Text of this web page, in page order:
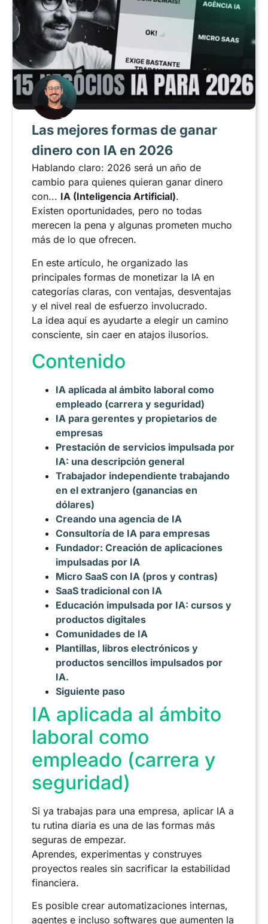
Las mejores formas de ganar
dinero con IA en 2026
Hablando claro: 2026 será un año de
cambio para quienes quieran ganar dinero
con... IA (Inteligencia Artificial).
Existen oportunidades, pero no todas
merecen la pena y algunas prometen mucho
más de lo que ofrecen.
En este artículo, he organizado las
principales formas de monetizar la IA en
categorías claras, con ventajas, desventajas
y el nivel real de esfuerzo involucrado.
La idea aquí es ayudarte a elegir un camino
consciente, sin caer en atajos ilusorios.
Contenido
IA aplicada al ámbito laboral como
empleado (carrera y seguridad)
IA para gerentes y propietarios de
empresas
Prestación de servicios impulsada por
IA: una descripción general
Trabajador independiente trabajando
en el extranjero (ganancias en
dólares)
Creando una agencia de IA
Consultoría de IA para empresas
Fundador: Creación de aplicaciones
impulsadas por IA
Micro SaaS con IA (pros y contras)
SaaS tradicional con IA
Educación impulsada por IA: cursos y
productos digitales
Comunidades de IA
Plantillas, libros electrónicos y
productos sencillos impulsados por
IA.
Siguiente paso
IA aplicada al ámbito
laboral como
empleado (carrera y
seguridad)
Si ya trabajas para una empresa, aplicar IA a
tu rutina diaria es una de las formas más
seguras de empezar.
Aprendes, experimentas y construyes
proyectos reales sin sacrificar la estabilidad
financiera.
Es posible crear automatizaciones internas,
agentes e incluso softwares que aumenten la